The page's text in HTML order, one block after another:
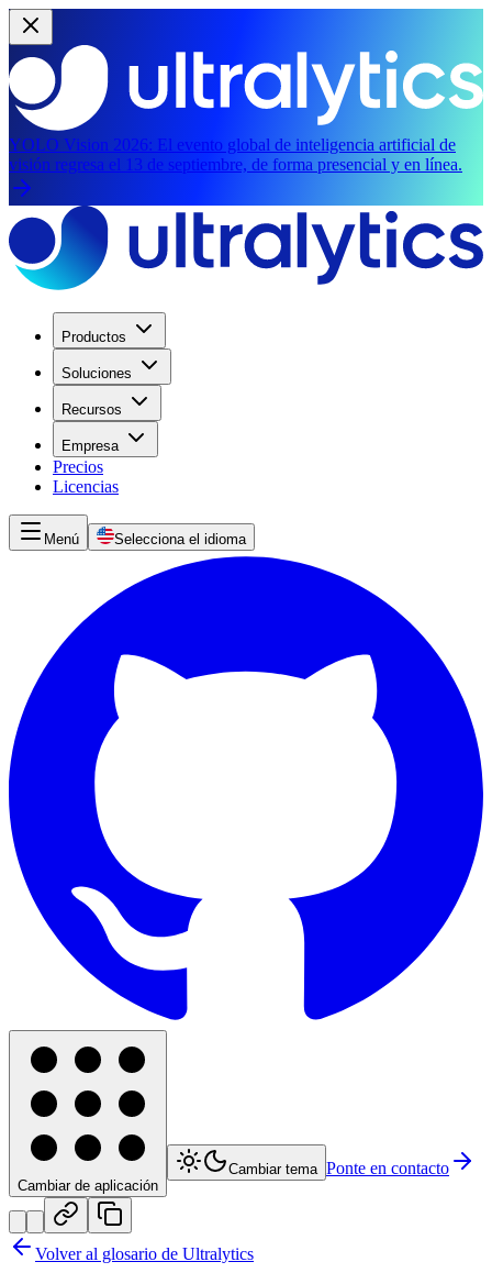
YOLO Vision 2026: El evento global de inteligencia artificial de
visión regresa el 13 de septiembre, de forma presencial y en línea.
Productos
Soluciones
Recursos
Empresa
Precios
Licencias
Menú Selecciona el idioma
Cambiar de aplicación
Cambiar tema Ponte en contacto
Volver al glosario de Ultralytics